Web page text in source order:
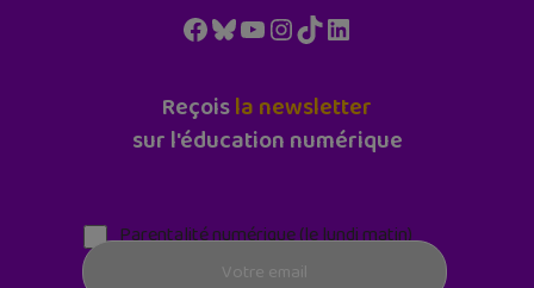
Facebook
Bluesky
YouTube
Instagram
TikTokLinkedIn
Reçoisla newsletter
sur l'éducation numérique
Parentalité numérique (le lundi matin)